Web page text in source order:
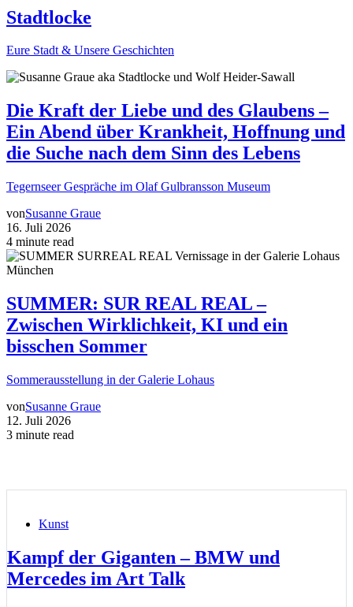
Stadtlocke
Eure Stadt & Unsere Geschichten
Die Kraft der Liebe und des Glaubens –
Ein Abend über Krankheit, Hoffnung und
die Suche nach dem Sinn des Lebens
Tegernseer Gespräche im Olaf Gulbransson Museum
vonSusanne Graue
16. Juli 2026
4 minute read
SUMMER: SUR REAL REAL –
Zwischen Wirklichkeit, KI und ein
bisschen Sommer
Sommerausstellung in der Galerie Lohaus
vonSusanne Graue
12. Juli 2026
3 minute read
Kunst
Kampf der Giganten – BMW und
Mercedes im Art Talk